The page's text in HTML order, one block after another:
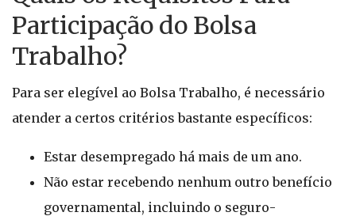
Participação do Bolsa
Trabalho?
Para ser elegível ao Bolsa Trabalho, é necessário
atender a certos critérios bastante específicos:
Estar desempregado há mais de um ano.
Não estar recebendo nenhum outro benefício
governamental, incluindo o seguro-